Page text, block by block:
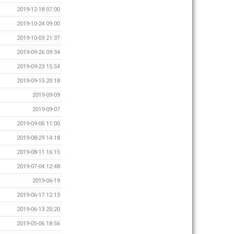
2019-12-18 07:00
2019-10-24 09:00
2019-10-03 21:37
2019-09-26 09:34
2019-09-23 15:54
2019-09-15 20:18
2019-09-09
2019-09-07
2019-09-06 11:00
2019-08-29 14:18
2019-08-11 16:15
2019-07-04 12:48
2019-06-19
2019-06-17 12:13
2019-06-13 20:20
2019-05-06 18:56